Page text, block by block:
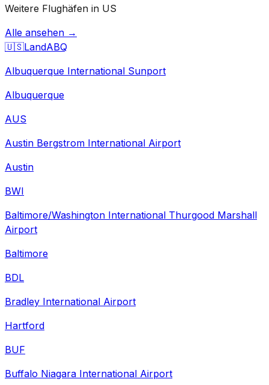
Weitere Flughäfen in US
Alle ansehen →
🇺🇸LandABQ
Albuquerque International Sunport
Albuquerque
AUS
Austin Bergstrom International Airport
Austin
BWI
Baltimore/Washington International Thurgood Marshall
Airport
Baltimore
BDL
Bradley International Airport
Hartford
BUF
Buffalo Niagara International Airport